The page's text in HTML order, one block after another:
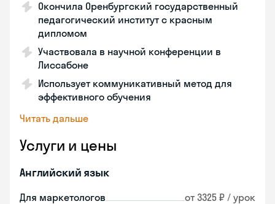
Окончила Оренбургский государственный
педагогический институт с красным
дипломом
Участвовала в научной конференции в
Лиссабоне
Использует коммуникативный метод для
эффективного обучения
Читать дальше
Услуги и цены
Английский язык
Для маркетологов от 3325 ₽ / урок